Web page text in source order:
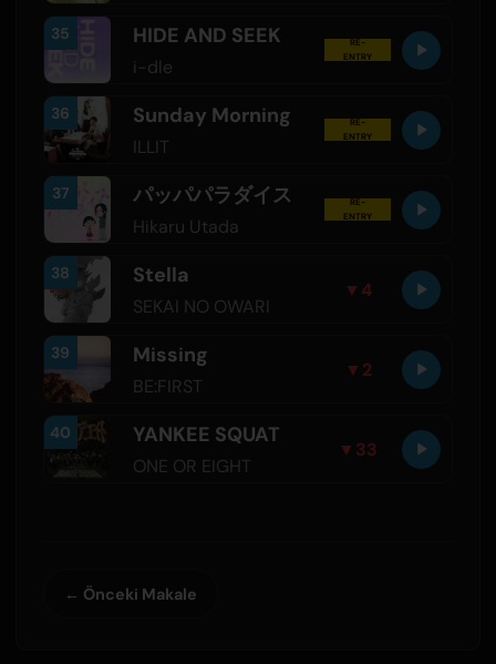
35 HIDE AND SEEK
i-dle
RE-
ENTRY
36 Sunday Morning
ILLIT
RE-
ENTRY
37 パッパパラダイス
Hikaru Utada
RE-
ENTRY
38 Stella
SEKAI NO OWARI
▼ 4
39 Missing
BE:FIRST
▼ 2
40 YANKEE SQUAT
ONE OR EIGHT
▼ 33
← Önceki Makale